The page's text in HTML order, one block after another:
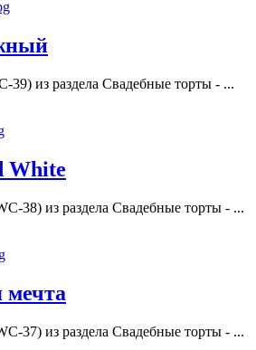
39) из раздела Свадебные торты - ...
White
38) из раздела Свадебные торты - ...
37) из раздела Свадебные торты - ...